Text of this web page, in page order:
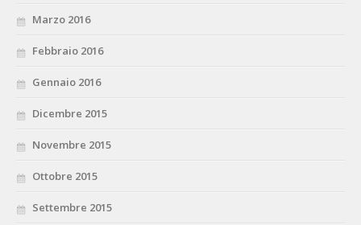
Marzo 2016
Febbraio 2016
Gennaio 2016
Dicembre 2015
Novembre 2015
Ottobre 2015
Settembre 2015